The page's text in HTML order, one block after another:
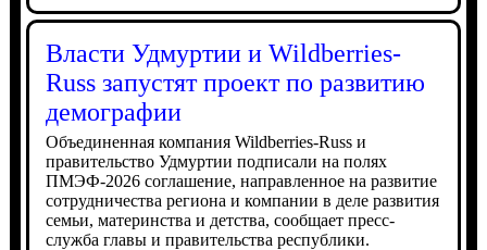
Власти Удмуртии и Wildberries-
Russ запустят проект по развитию
демографии
Объединенная компания Wildberries-Russ и
правительство Удмуртии подписали на полях
ПМЭФ-2026 соглашение, направленное на развитие
сотрудничества региона и компании в деле развития
семьи, материнства и детства, сообщает пресс-
служба главы и правительства республики.